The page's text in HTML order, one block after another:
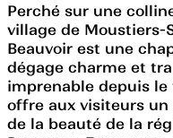
Perché sur une
village de Moustiers-
Beauvoir est une
dégage charme et
imprenable depuis
offre aux visiteurs
de la beauté de la